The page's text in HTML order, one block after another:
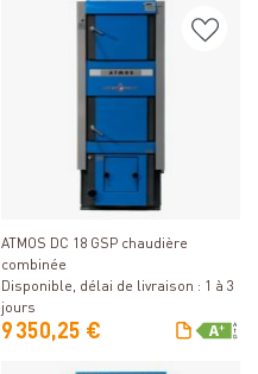
Détails
ATMOS DC 18 GSP chaudière
combinée
Disponible, délai de livraison : 1 à 3
jours
9 350,25 €